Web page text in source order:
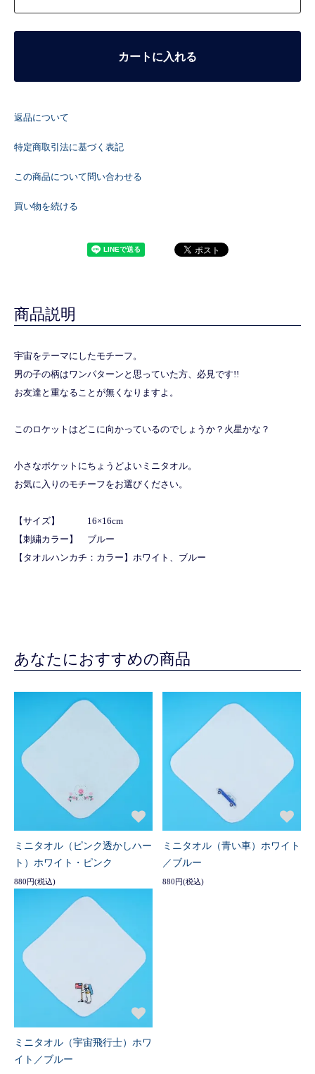
カートに入れる
返品について
特定商取引法に基づく表記
この商品について問い合わせる
買い物を続ける
商品説明
宇宙をテーマにしたモチーフ。
男の子の柄はワンパターンと思っていた方、必見です!!
お友達と重なることが無くなりますよ。
このロケットはどこに向かっているのでしょうか？火星かな？
小さなポケットにちょうどよいミニタオル。
お気に入りのモチーフをお選びください。
【サイズ】 16×16cm
【刺繍カラー】 ブルー
【タオルハンカチ：カラー】ホワイト、ブルー
あなたにおすすめの商品
ミニタオル（ピンク透かしハー
ト）ホワイト・ピンク
880円(税込)
ミニタオル（青い車）ホワイト
／ブルー
880円(税込)
ミニタオル（宇宙飛行士）ホワ
イト／ブルー